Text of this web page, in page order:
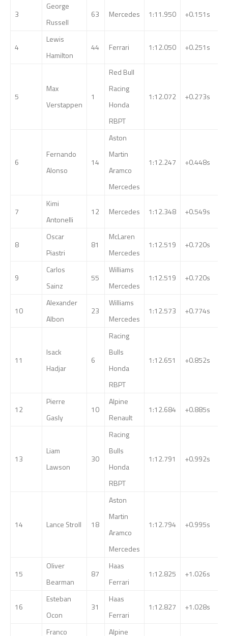
3
George
Russell
63 Mercedes 1:11.950 +0.151s
4
Lewis
Hamilton
44 Ferrari 1:12.050 +0.251s
5
Max
Verstappen
1
Red Bull
Racing
Honda
RBPT
1:12.072 +0.273s
6
Fernando
Alonso
14
Aston
Martin
Aramco
Mercedes
1:12.247 +0.448s
7
Kimi
Antonelli
12 Mercedes 1:12.348 +0.549s
8
Oscar
Piastri
81
McLaren
Mercedes
1:12.519 +0.720s
9
Carlos
Sainz
55
Williams
Mercedes
1:12.519 +0.720s
10
Alexander
Albon
23
Williams
Mercedes
1:12.573 +0.774s
11
Isack
Hadjar
6
Racing
Bulls
Honda
RBPT
1:12.651 +0.852s
12
Pierre
Gasly
10
Alpine
Renault
1:12.684 +0.885s
13
Liam
Lawson
30
Racing
Bulls
Honda
RBPT
1:12.791 +0.992s
14 Lance Stroll 18
Aston
Martin
Aramco
Mercedes
1:12.794 +0.995s
15
Oliver
Bearman
87
Haas
Ferrari
1:12.825 +1.026s
16
Esteban
Ocon
31
Haas
Ferrari
1:12.827 +1.028s
Franco Alpine